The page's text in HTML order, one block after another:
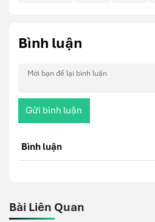
Bình luận
Gửi bình luận
Bình luận
Bài Liên Quan